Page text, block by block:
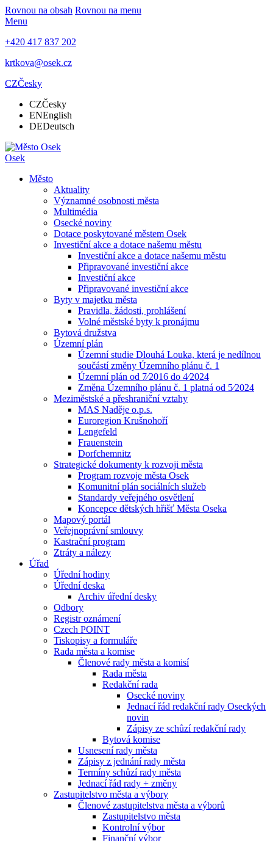
Rovnou na obsah Rovnou na menu
Menu
+420 417 837 202
krtkova@osek.cz
CZČesky
CZČesky
ENEnglish
DEDeutsch
Osek
Město
Aktuality
Významné osobnosti města
Multimédia
Osecké noviny
Dotace poskytované městem Osek
Investiční akce a dotace našemu městu
Investiční akce a dotace našemu městu
Připravované investiční akce
Investiční akce
Připravované investiční akce
Byty v majetku města
Pravidla, žádosti, prohlášení
Volné městské byty k pronájmu
Bytová družstva
Územní plán
Územní studie Dlouhá Louka, která je nedílnou
součástí změny Územního plánu č. 1
Územní plán od 7⁄2016 do 4⁄2024
Změna Územního plánu č. 1 platná od 5⁄2024
Meziměstské a přeshraniční vztahy
MAS Naděje o.p.s.
Euroregion Krušnohoří
Lengefeld
Frauenstein
Dorfchemnitz
Strategické dokumenty k rozvoji města
Program rozvoje města Osek
Komunitní plán sociálních služeb
Standardy veřejného osvětlení
Koncepce dětských hřišť Města Oseka
Mapový portál
Veřejnoprávní smlouvy
Kastrační program
Ztráty a nálezy
Úřad
Úřední hodiny
Úřední deska
Archiv úřední desky
Odbory
Registr oznámení
Czech POINT
Tiskopisy a formuláře
Rada města a komise
Členové rady města a komisí
Rada města
Redakční rada
Osecké noviny
Jednací řád redakční rady Oseckých
novin
Zápisy ze schůzí redakční rady
Bytová komise
Usnesení rady města
Zápisy z jednání rady města
Termíny schůzí rady města
Jednací řád rady + změny
Zastupitelstvo města a výbory
Členové zastupitelstva města a výborů
Zastupitelstvo města
Kontrolní výbor
Finanční výbor